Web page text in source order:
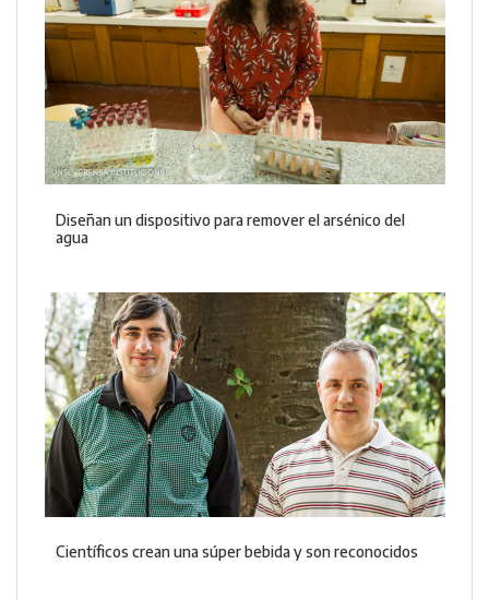
Diseñan un dispositivo para remover el arsénico del
agua
Científicos crean una súper bebida y son reconocidos